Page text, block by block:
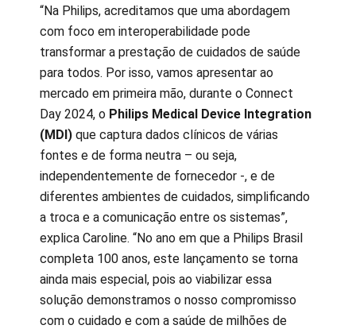
“Na Philips, acreditamos que uma abordagem
com foco em interoperabilidade pode
transformar a prestação de cuidados de saúde
para todos. Por isso, vamos apresentar ao
mercado em primeira mão, durante o Connect
Day 2024, o Philips Medical Device Integration
(MDI) que captura dados clínicos de várias
fontes e de forma neutra – ou seja,
independentemente de fornecedor -, e de
diferentes ambientes de cuidados, simplificando
a troca e a comunicação entre os sistemas”,
explica Caroline. “No ano em que a Philips Brasil
completa 100 anos, este lançamento se torna
ainda mais especial, pois ao viabilizar essa
solução demonstramos o nosso compromisso
com o cuidado e com a saúde de milhões de